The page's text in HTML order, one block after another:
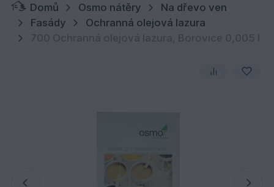
Domů Osmo nátěry
Na dřevo ven
Fasády
Ochranná olejová lazura
700 Ochranná olejová lazura, Borovice 0,005 l